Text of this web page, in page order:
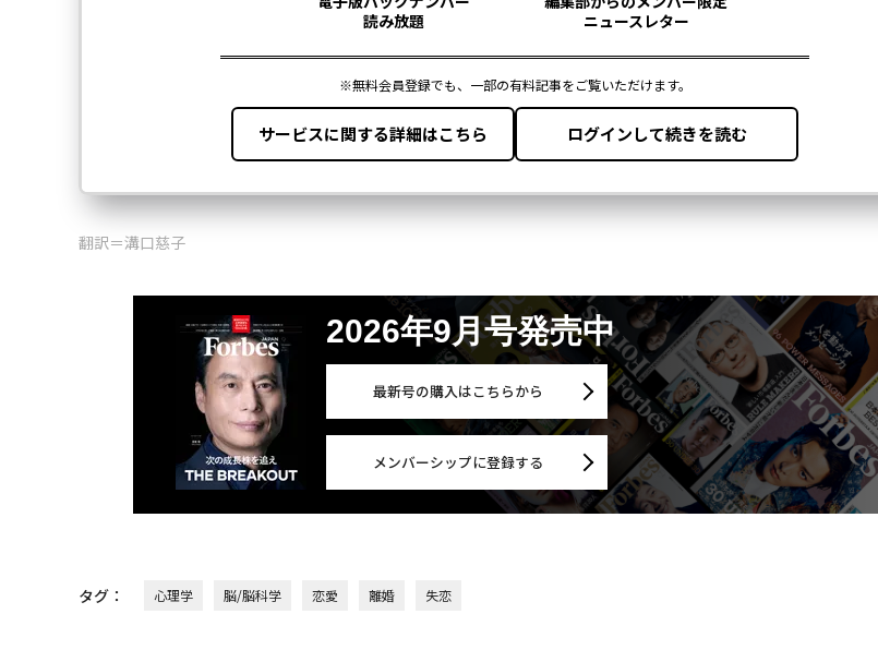
翻訳＝溝口慈子
2026年9月号発売中
最新号の購入はこちらから
メンバーシップに登録する
タグ： 心理学 脳/脳科学 恋愛 離婚 失恋